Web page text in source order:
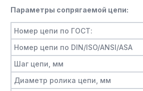
Параметры сопрягаемой цепи:
Номер цепи по ГОСТ:
Номер цепи по DIN/ISO/ANSI/ASA
Шаг цепи, мм
Диаметр ролика цепи, мм